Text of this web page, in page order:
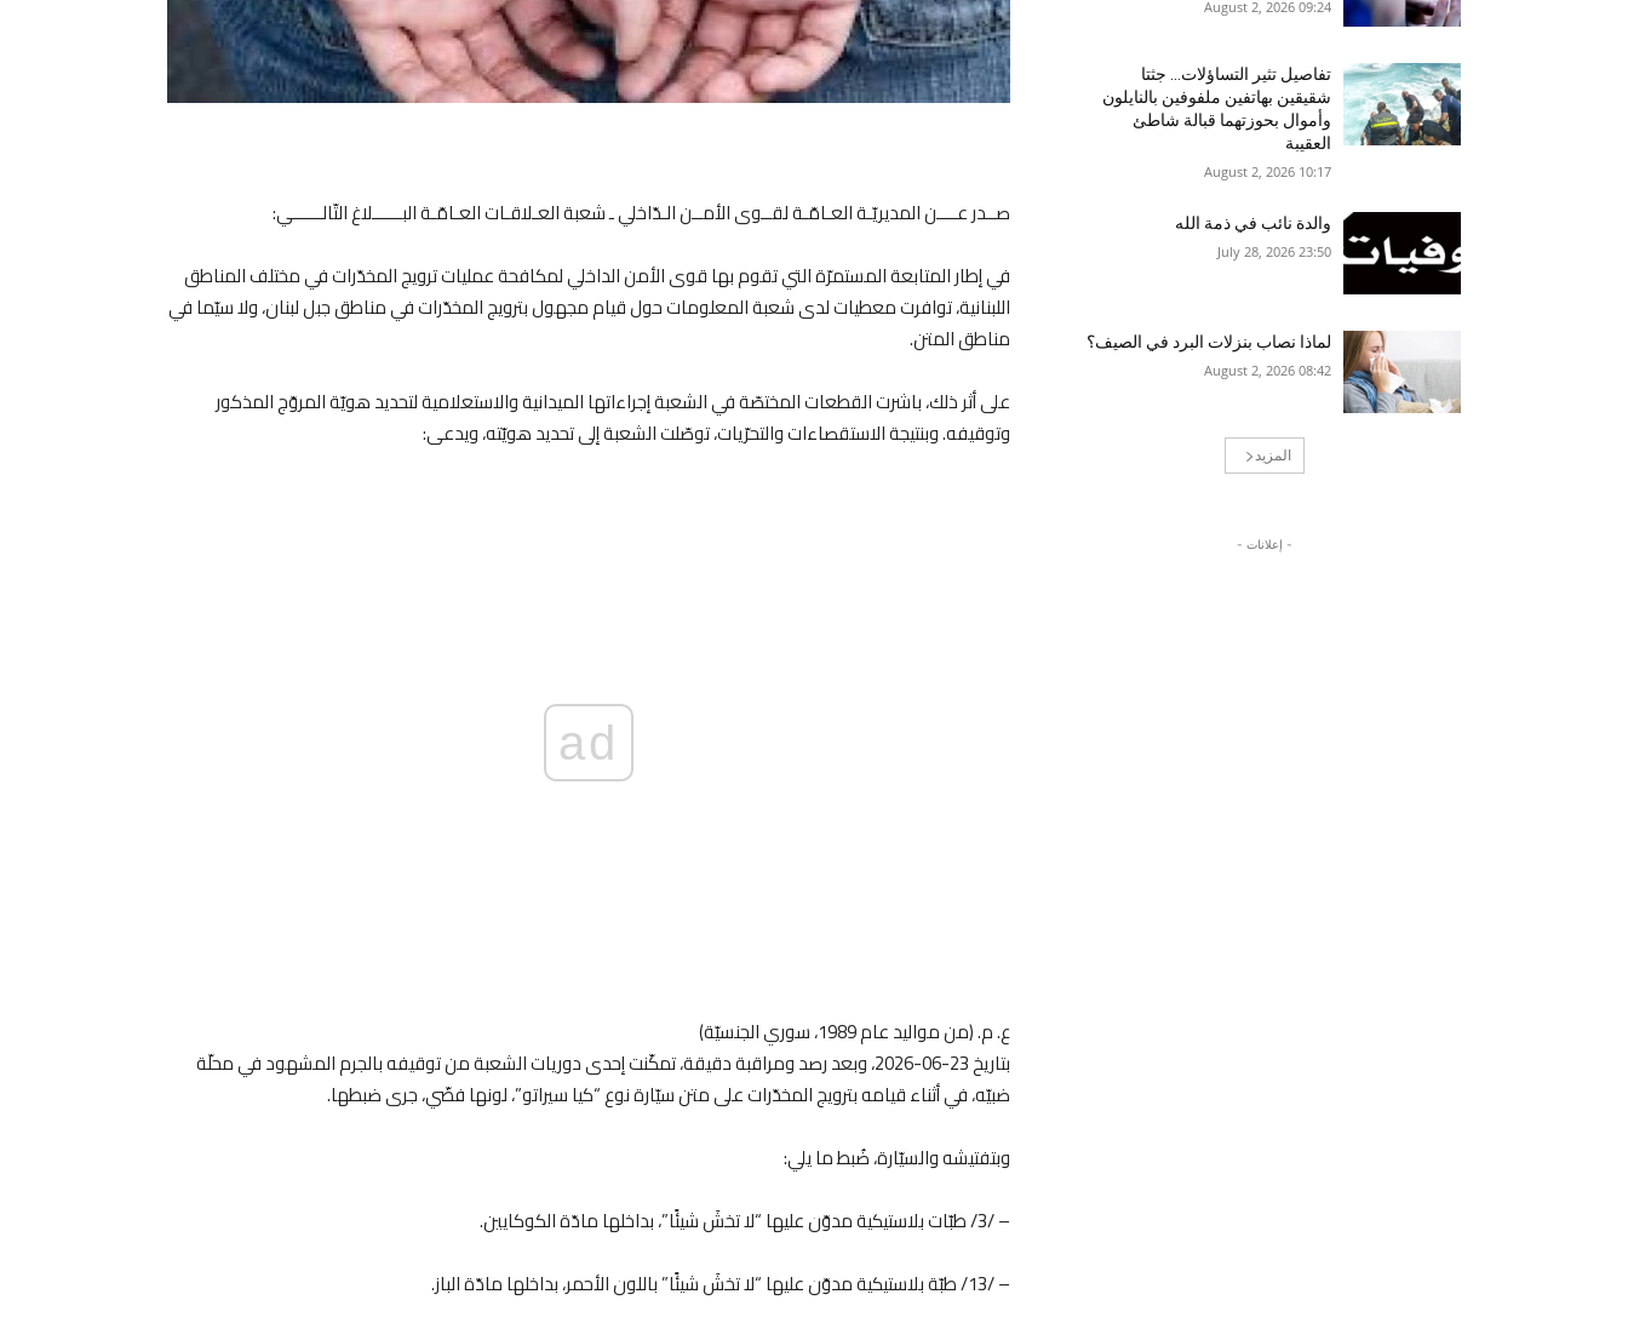
صــدر عــــن المديريّـة العـامّـة لقــوى الأمــن الـدّاخلي ـ شعبة العـلاقـات العـامّـة البــــــلاغ التّالــــــي:
في إطار المتابعة المستمرّة التي تقوم بها قوى الأمن الداخلي لمكافحة عمليات ترويج المخدّرات في مختلف المناطق
اللبنانية، توافرت معطيات لدى شعبة المعلومات حول قيام مجهول بترويج المخدّرات في مناطق جبل لبنان، ولا سيّما في
مناطق المتن.
على أثر ذلك، باشرت القطعات المختصّة في الشعبة إجراءاتها الميدانية والاستعلامية لتحديد هويّة المروّج المذكور
وتوقيفه. وبنتيجة الاستقصاءات والتحرّيات، توصّلت الشعبة إلى تحديد هويّته، ويدعى:
ad
ع. م. (من مواليد عام 1989، سوري الجنسيّة)
بتاريخ 23-06-2026، وبعد رصد ومراقبة دقيقة، تمكّنت إحدى دوريات الشعبة من توقيفه بالجرم المشهود في محلّة
ضبيّه، في أثناء قيامه بترويج المخدّرات على متن سيّارة نوع “كيا سيراتو”، لونها فضّي، جرى ضبطها.
وبتفتيشه والسيّارة، ضُبط ما يلي:
– /3/ طبّات بلاستيكية مدوّن عليها “لا تخشَ شيئًا”، بداخلها مادّة الكوكايين.
– /13/ طبّة بلاستيكية مدوّن عليها “لا تخشَ شيئًا” باللون الأحمر، بداخلها مادّة الباز.
09:24 2026 ,August 2
تفاصيل تثير التساؤلات… جثتا
شقيقين بهاتفين ملفوفين بالنايلون
وأموال بحوزتهما قبالة شاطئ
العقيبة
10:17 2026 ,August 2
والدة نائب في ذمة الله
23:50 2026 ,July 28
لماذا نصاب بنزلات البرد في الصيف؟
08:42 2026 ,August 2
المزيد
- إعلانات -